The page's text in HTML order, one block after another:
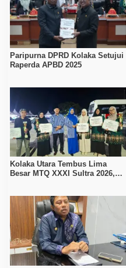
Paripurna DPRD Kolaka Setujui
Raperda APBD 2025
Kolaka Utara Tembus Lima
Besar MTQ XXXI Sultra 2026,